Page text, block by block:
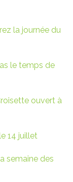
la journée du
le temps de
ouvert à
14 juillet
semaine des